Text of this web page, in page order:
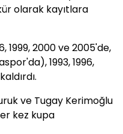
olarak kayıtlara
1999, 2000 ve 2005'de,
1993, 1996,
ve Tugay Kerimoğlu
kez kupa